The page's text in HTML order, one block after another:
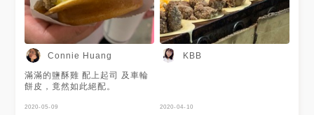
Connie Huang
滿滿的鹽酥雞 配上起司 及車輪
餅皮，竟然如此絕配。
2020-05-09
KBB
2020-04-10